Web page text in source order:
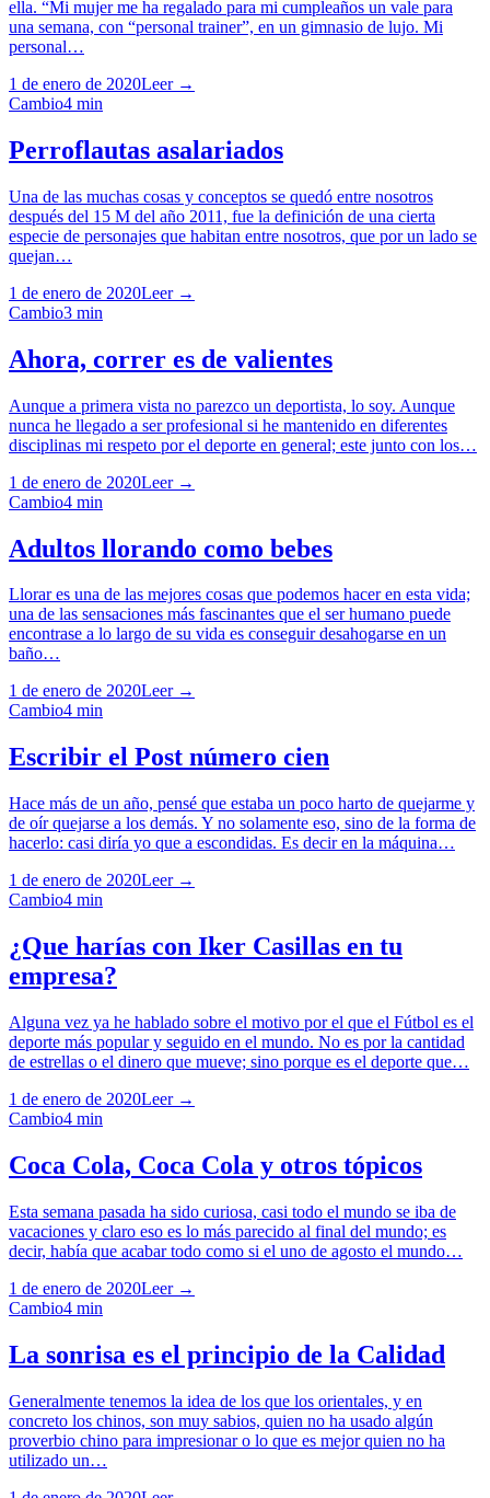
ella. “Mi mujer me ha regalado para mi cumpleaños un vale para
una semana, con “personal trainer”, en un gimnasio de lujo. Mi
personal…
1 de enero de 2020Leer →
Cambio4 min
Perroflautas asalariados
Una de las muchas cosas y conceptos se quedó entre nosotros
después del 15 M del año 2011, fue la definición de una cierta
especie de personajes que habitan entre nosotros, que por un lado se
quejan…
1 de enero de 2020Leer →
Cambio3 min
Ahora, correr es de valientes
Aunque a primera vista no parezco un deportista, lo soy. Aunque
nunca he llegado a ser profesional si he mantenido en diferentes
disciplinas mi respeto por el deporte en general; este junto con los…
1 de enero de 2020Leer →
Cambio4 min
Adultos llorando como bebes
Llorar es una de las mejores cosas que podemos hacer en esta vida;
una de las sensaciones más fascinantes que el ser humano puede
encontrase a lo largo de su vida es conseguir desahogarse en un
baño…
1 de enero de 2020Leer →
Cambio4 min
Escribir el Post número cien
Hace más de un año, pensé que estaba un poco harto de quejarme y
de oír quejarse a los demás. Y no solamente eso, sino de la forma de
hacerlo: casi diría yo que a escondidas. Es decir en la máquina…
1 de enero de 2020Leer →
Cambio4 min
¿Que harías con Iker Casillas en tu
empresa?
Alguna vez ya he hablado sobre el motivo por el que el Fútbol es el
deporte más popular y seguido en el mundo. No es por la cantidad
de estrellas o el dinero que mueve; sino porque es el deporte que…
1 de enero de 2020Leer →
Cambio4 min
Coca Cola, Coca Cola y otros tópicos
Esta semana pasada ha sido curiosa, casi todo el mundo se iba de
vacaciones y claro eso es lo más parecido al final del mundo; es
decir, había que acabar todo como si el uno de agosto el mundo…
1 de enero de 2020Leer →
Cambio4 min
La sonrisa es el principio de la Calidad
Generalmente tenemos la idea de los que los orientales, y en
concreto los chinos, son muy sabios, quien no ha usado algún
proverbio chino para impresionar o lo que es mejor quien no ha
utilizado un…